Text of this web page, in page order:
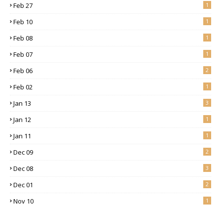
Feb 27 1
Feb 10 1
Feb 08 1
Feb 07 1
Feb 06 2
Feb 02 1
Jan 13 3
Jan 12 1
Jan 11 1
Dec 09 2
Dec 08 3
Dec 01 2
Nov 10 1